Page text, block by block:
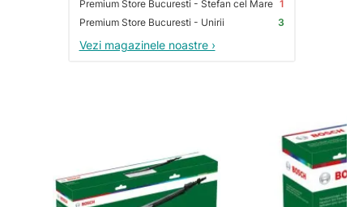
Premium Store Bucuresti - Stefan cel Mare 1
Premium Store Bucuresti - Unirii
3
Vezi magazinele noastre ›